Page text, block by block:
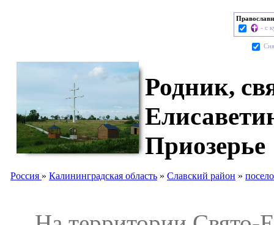
- с
Родник,
Приозерье
Россия » Калининградская область » Славский район »